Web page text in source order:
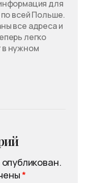
для
по всей Польше.
все адреса и
легко
в нужном
*